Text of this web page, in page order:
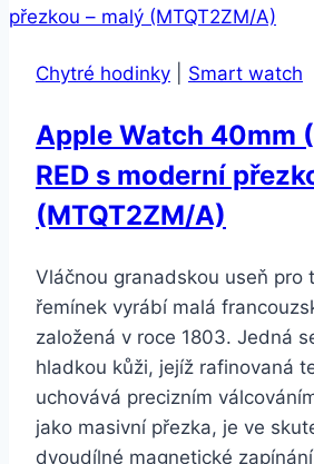
Chytré hodinky Smart watch
Apple Watch 40mm
RED s moderní
(MTQT2ZM/A)
Vláčnou granadskou useň pro
řemínek vyrábí malá
založená v roce 1803. Jedná
hladkou kůži, jejíž rafinovaná
uchovává precizním
jako masivní přezka, je ve
dvoudílné magnetické